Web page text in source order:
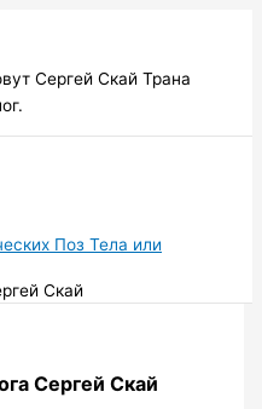
Сергей Скай Трана
Поз Тела или
Скай
Сергей Скай